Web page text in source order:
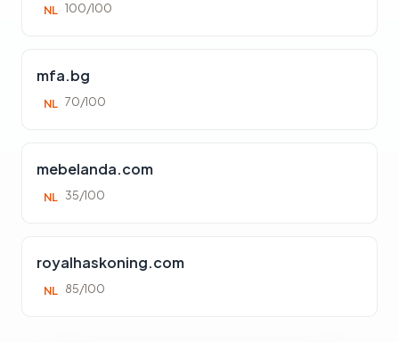
NL 100/100
mfa.bg
NL 70/100
mebelanda.com
NL 35/100
royalhaskoning.com
NL 85/100